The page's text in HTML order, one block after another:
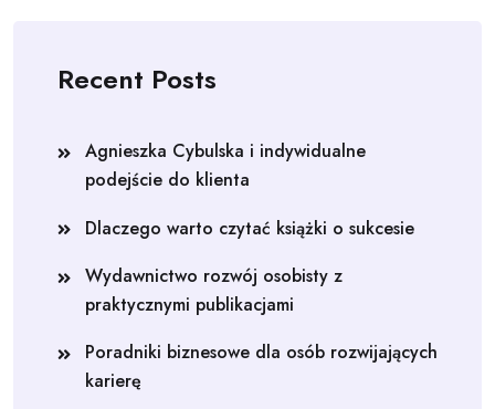
Recent Posts
Agnieszka Cybulska i indywidualne
podejście do klienta
Dlaczego warto czytać książki o sukcesie
Wydawnictwo rozwój osobisty z
praktycznymi publikacjami
Poradniki biznesowe dla osób rozwijających
karierę